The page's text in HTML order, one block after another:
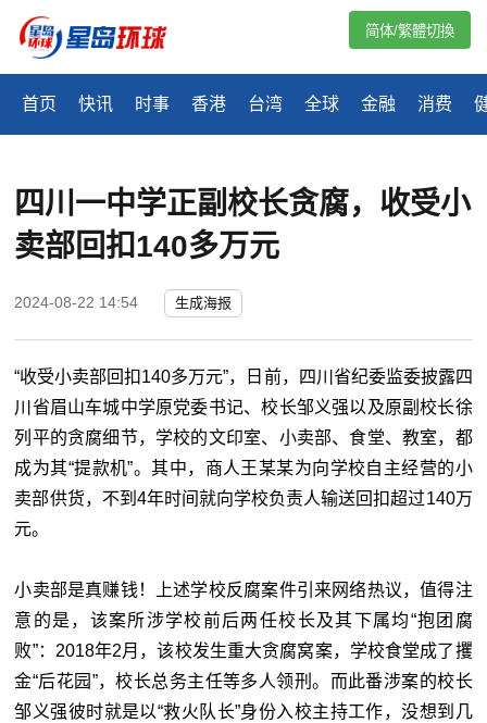
首页 快讯 时事 香港 台湾 全球 金融 消费
简体/繁體切換
四川一中学正副校长贪腐，收受小
卖部回扣140多万元
2024-08-22 14:54 生成海报
“收受小卖部回扣140多万元”，日前，四川省纪委监委披露四
川省眉山车城中学原党委书记、校长邹义强以及原副校长徐
列平的贪腐细节，学校的文印室、小卖部、食堂、教室，都
成为其“提款机”。其中，商人王某某为向学校自主经营的小
卖部供货，不到4年时间就向学校负责人输送回扣超过140万
元。
小卖部是真赚钱！上述学校反腐案件引来网络热议，值得注
意的是，该案所涉学校前后两任校长及其下属均“抱团腐
败”：2018年2月，该校发生重大贪腐窝案，学校食堂成了攫
金“后花园”，校长总务主任等多人领刑。而此番涉案的校长
邹义强彼时就是以“救火队长”身份入校主持工作，没想到几